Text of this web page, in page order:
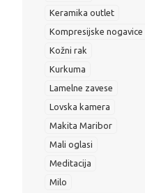
Keramika outlet
Kompresijske nogavice
Kožni rak
Kurkuma
Lamelne zavese
Lovska kamera
Makita Maribor
Mali oglasi
Meditacija
Milo